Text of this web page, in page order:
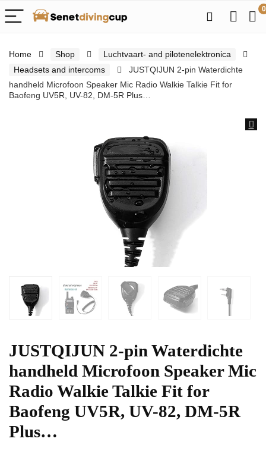
0
Home Shop
Luchtvaart- and pilotenelektronica
Headsets and intercoms
JUSTQIJUN 2-pin Waterdichte
handheld Microfoon Speaker Mic Radio Walkie Talkie Fit for
Baofeng UV5R, UV-82, DM-5R Plus…
JUSTQIJUN 2-pin Waterdichte
handheld Microfoon Speaker Mic
Radio Walkie Talkie Fit for
Baofeng UV5R, UV-82, DM-5R
Plus…